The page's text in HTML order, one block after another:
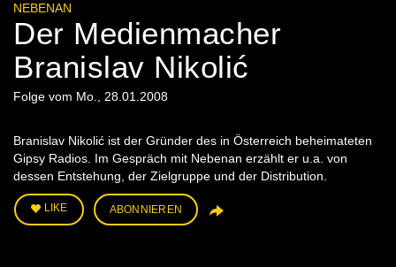
NEBENAN
Der Medienmacher
Branislav Nikolić
Folge vom Mo., 28.01.2008
Branislav Nikolić ist der Gründer des in Österreich beheimateten
Gipsy Radios. Im Gespräch mit Nebenan erzählt er u.a. von
dessen Entstehung, der Zielgruppe und der Distribution.
LIKE ABONNIEREN